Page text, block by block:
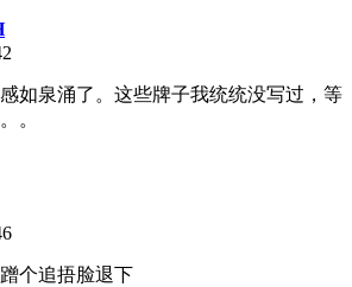
如泉涌了。这些牌子我统统没写过，等
。
个追捂脸退下